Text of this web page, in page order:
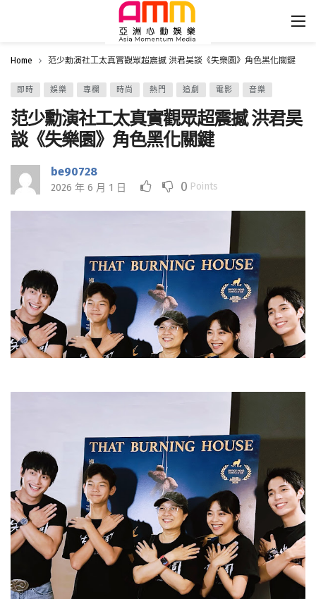
Home 范少勳演社工太真實觀眾超震撼 洪君昊談《失樂園》角色黑化關鍵
即時 娛樂 專欄 時尚 熱門 追劇 電影 音樂
范少勳演社工太真實觀眾超震撼 洪君昊
談《失樂園》角色黑化關鍵
be90728
2026 年 6 月 1 日 0 Points